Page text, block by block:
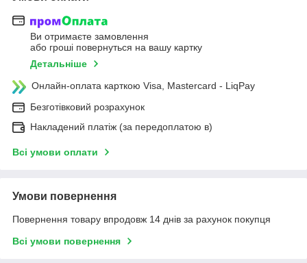
Ви отримаєте замовлення
або гроші повернуться на вашу картку
Детальніше
Онлайн-оплата карткою Visa, Mastercard - LiqPay
Безготівковий розрахунок
Накладений платіж (за передоплатою в)
Всі умови оплати
Умови повернення
Повернення товару впродовж 14 днів за рахунок покупця
Всі умови повернення